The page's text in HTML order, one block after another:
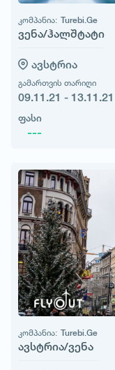
კომპანია: Turebi.Ge
ვენა/ჰალშტატი
ავსტრია
გამართვის თარიღი
09.11.21 - 13.11.21
ფასი
---
კომპანია: Turebi.Ge
ავსტრია/ვენა